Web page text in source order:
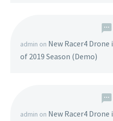
admin on New Racer4 Drone
of 2019 Season (Demo)
admin on New Racer4 Drone